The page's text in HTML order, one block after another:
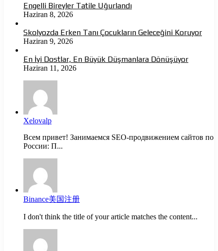
Engelli Bireyler Tatile Uğurlandı
Haziran 8, 2026
Skolyozda Erken Tanı Çocukların Geleceğini Koruyor
Haziran 9, 2026
En İyi Dostlar, En Büyük Düşmanlara Dönüşüyor
Haziran 11, 2026
Xelovalp
Всем привет! Занимаемся SEO-продвижением сайтов по
России: П...
Binance美国注册
I don't think the title of your article matches the content...